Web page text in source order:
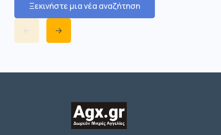
Ξεκινήστε μια νέα αναζήτηση